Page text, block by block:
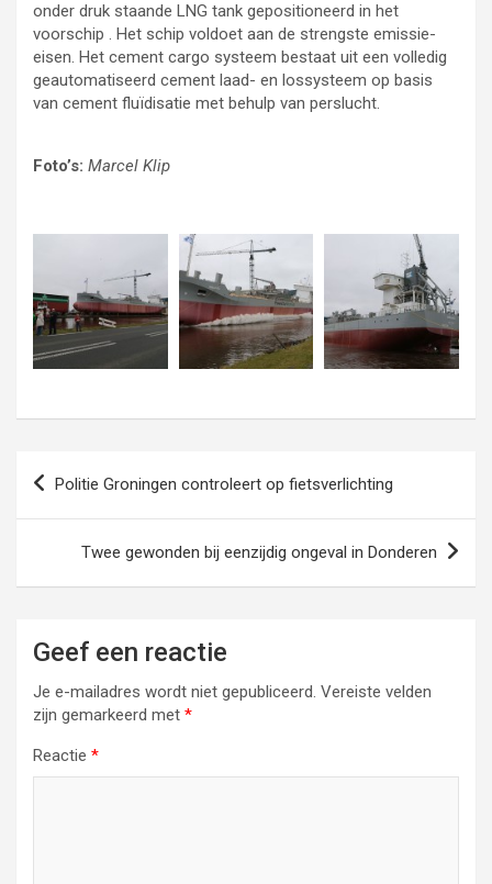
onder druk staande LNG tank gepositioneerd in het
voorschip . Het schip voldoet aan de strengste emissie-
eisen. Het cement cargo systeem bestaat uit een volledig
geautomatiseerd cement laad- en lossysteem op basis
van cement fluïdisatie met behulp van perslucht.
Foto’s: Marcel Klip
Bericht
Politie Groningen controleert op fietsverlichting
Twee gewonden bij eenzijdig ongeval in Donderen
Geef een reactie
Je e-mailadres wordt niet gepubliceerd. Vereiste velden
zijn gemarkeerd met *
Reactie *